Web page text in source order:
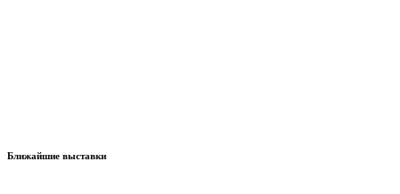
Ближайшие выставки